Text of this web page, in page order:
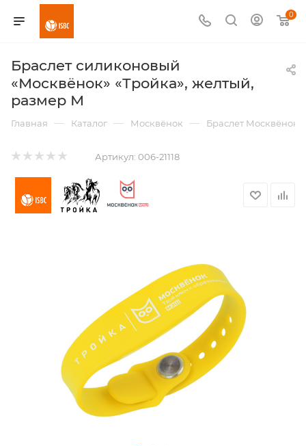
0
Браслет силиконовый
«Москвёнок» «Тройка», желтый,
размер М
Главная — Каталог — Москвёнок — Браслет Москвёнок
Артикул: 006-21118